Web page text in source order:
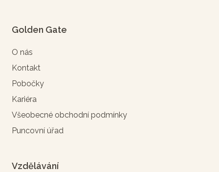
Golden Gate
O nás
Kontakt
Pobočky
Kariéra
Všeobecné obchodní podmínky
Puncovní úřad
Vzdělávání